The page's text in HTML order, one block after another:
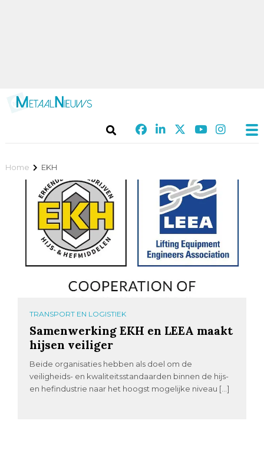
Home EKH
TRANSPORT EN LOGISTIEK
Samenwerking EKH en LEEA maakt
hijsen veiliger
Beide organisaties hebben als doel om de
veiligheids- en kwaliteitsstandaarden binnen de hijs-
en hefindustrie naar het hoogst mogelijke niveau […]